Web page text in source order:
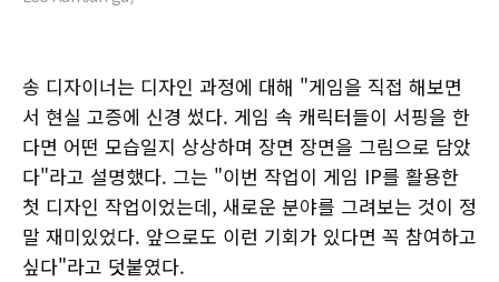
송 디자이너는 디자인 과정에 대해 "게임을 직접 해보면
서 현실 고증에 신경 썼다. 게임 속 캐릭터들이 서핑을 한
다면 어떤 모습일지 상상하며 장면 장면을 그림으로 담았
다"라고 설명했다. 그는 "이번 작업이 게임 IP를 활용한
첫 디자인 작업이었는데, 새로운 분야를 그려보는 것이 정
말 재미있었다. 앞으로도 이런 기회가 있다면 꼭 참여하고
싶다"라고 덧붙였다.